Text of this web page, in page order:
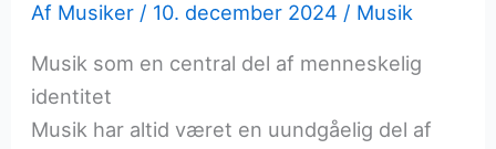
Af Musiker / 10. december 2024 / Musik
Musik som en central del af menneskelig
identitet
Musik har altid været en uundgåelig del af